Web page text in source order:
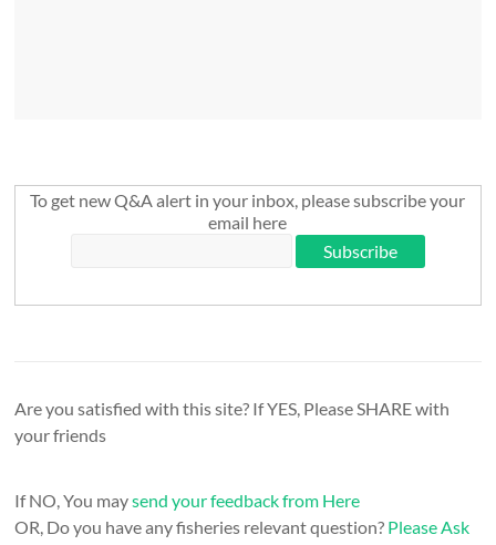
To get new Q&A alert in your inbox, please subscribe your
email here
Are you satisfied with this site? If YES, Please SHARE with
your friends
If NO, You maysend your feedback from Here
OR, Do you have any fisheries relevant question? Please Ask